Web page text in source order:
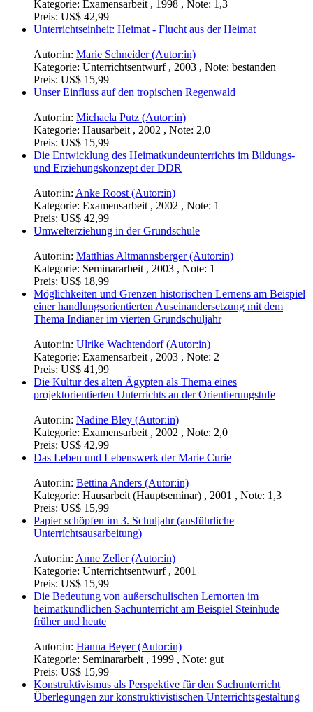
Kategorie: Examensarbeit , 1998 , Note: 1,3
Preis: US$ 42,99
Unterrichtseinheit: Heimat - Flucht aus der Heimat
Autor:in: Marie Schneider (Autor:in)
Kategorie: Unterrichtsentwurf , 2003 , Note: bestanden
Preis: US$ 15,99
Unser Einfluss auf den tropischen Regenwald
Autor:in: Michaela Putz (Autor:in)
Kategorie: Hausarbeit , 2002 , Note: 2,0
Preis: US$ 15,99
Die Entwicklung des Heimatkundeunterrichts im Bildungs-
und Erziehungskonzept der DDR
Autor:in: Anke Roost (Autor:in)
Kategorie: Examensarbeit , 2002 , Note: 1
Preis: US$ 42,99
Umwelterziehung in der Grundschule
Autor:in: Matthias Altmannsberger (Autor:in)
Kategorie: Seminararbeit , 2003 , Note: 1
Preis: US$ 18,99
Möglichkeiten und Grenzen historischen Lernens am Beispiel
einer handlungsorientierten Auseinandersetzung mit dem
Thema Indianer im vierten Grundschuljahr
Autor:in: Ulrike Wachtendorf (Autor:in)
Kategorie: Examensarbeit , 2003 , Note: 2
Preis: US$ 41,99
Die Kultur des alten Ägypten als Thema eines
projektorientierten Unterrichts an der Orientierungstufe
Autor:in: Nadine Bley (Autor:in)
Kategorie: Examensarbeit , 2002 , Note: 2,0
Preis: US$ 42,99
Das Leben und Lebenswerk der Marie Curie
Autor:in: Bettina Anders (Autor:in)
Kategorie: Hausarbeit (Hauptseminar) , 2001 , Note: 1,3
Preis: US$ 15,99
Papier schöpfen im 3. Schuljahr (ausführliche
Unterrichtsausarbeitung)
Autor:in: Anne Zeller (Autor:in)
Kategorie: Unterrichtsentwurf , 2001
Preis: US$ 15,99
Die Bedeutung von außerschulischen Lernorten im
heimatkundlichen Sachunterricht am Beispiel Steinhude
früher und heute
Autor:in: Hanna Beyer (Autor:in)
Kategorie: Seminararbeit , 1999 , Note: gut
Preis: US$ 15,99
Konstruktivismus als Perspektive für den Sachunterricht
Überlegungen zur konstruktivistischen Unterrichtsgestaltung